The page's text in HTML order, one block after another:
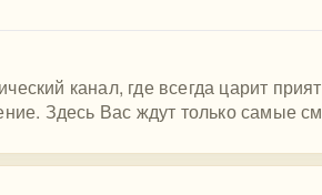
канал, где всегда царит
Здесь Вас ждут только самые